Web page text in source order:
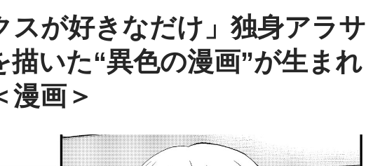
スが好きなだけ」独身アラサ
描いた“異色の漫画”が生まれ
漫画＞